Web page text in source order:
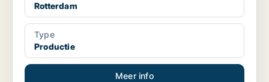
Rotterdam
Type
Productie
Meer info